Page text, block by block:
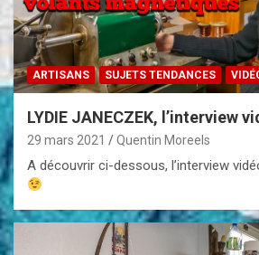
ARTISANS SUJETS TENDANCES
LYDIE JANECZEK, l’interview
29 mars 2021 Quentin Moreels
A découvrir ci-dessous, l’interview